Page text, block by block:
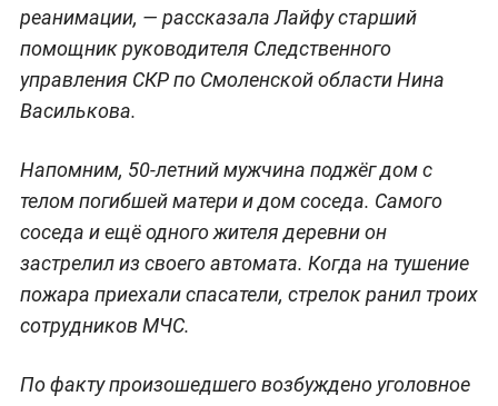
реанимации, — рассказала Лайфу старший
помощник руководителя Следственного
управления СКР по Смоленской области Нина
Василькова.
Напомним, 50-летний мужчина поджёг дом с
телом погибшей матери и дом соседа. Самого
соседа и ещё одного жителя деревни он
застрелил из своего автомата. Когда на тушение
пожара приехали спасатели, стрелок ранил троих
сотрудников МЧС.
По факту произошедшего возбуждено уголовное